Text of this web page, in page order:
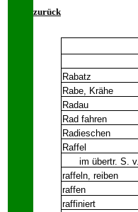
zurück
Rabatz
Rabe, Krähe
Radau
Rad fahren
Radieschen
Raffel
im übertr. S. v.:
raffeln, reiben
raffen
raffiniert